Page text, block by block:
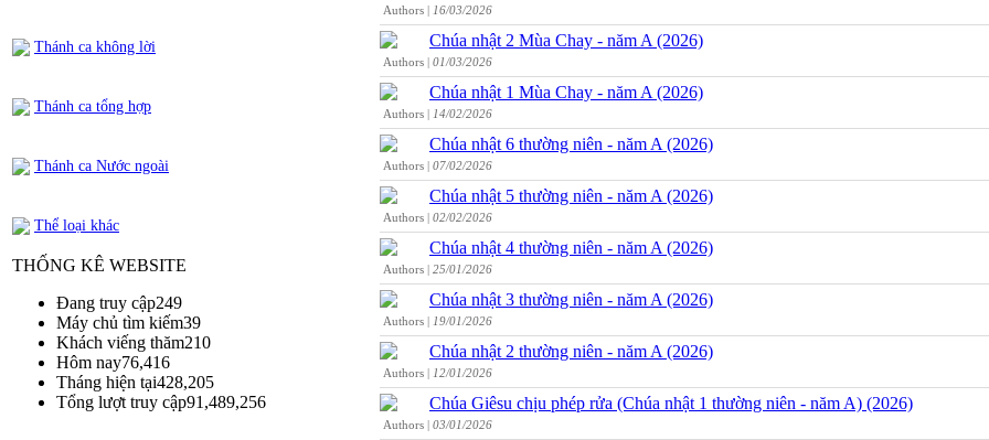
Thánh ca không lời
Thánh ca tổng hợp
Thánh ca Nước ngoài
Thể loại khác
THỐNG KÊ WEBSITE
Đang truy cập249
Máy chủ tìm kiếm39
Khách viếng thăm210
Hôm nay76,416
Tháng hiện tại428,205
Tổng lượt truy cập91,489,256
Authors | 16/03/2026
Chúa nhật 2 Mùa Chay - năm A (2026)
Authors | 01/03/2026
Chúa nhật 1 Mùa Chay - năm A (2026)
Authors | 14/02/2026
Chúa nhật 6 thường niên - năm A (2026)
Authors | 07/02/2026
Chúa nhật 5 thường niên - năm A (2026)
Authors | 02/02/2026
Chúa nhật 4 thường niên - năm A (2026)
Authors | 25/01/2026
Chúa nhật 3 thường niên - năm A (2026)
Authors | 19/01/2026
Chúa nhật 2 thường niên - năm A (2026)
Authors | 12/01/2026
Chúa Giêsu chịu phép rửa (Chúa nhật 1 thường niên - năm A) (2026)
Authors | 03/01/2026